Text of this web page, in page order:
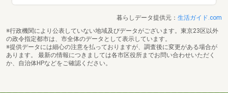
暮らしデータ提供元： 生活ガイド.com
※行政機関により公表していない地域及びデータがございます。東京23区以外
の政令指定都市は、市全体のデータとして表示しています。
※提供データには細心の注意を払っておりますが、調査後に変更がある場合が
あります。 最新の情報につきましては各市区役所までお問い合わせいただく
か、自治体HPなどをご確認ください。